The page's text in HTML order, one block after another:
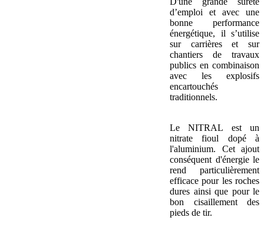
d’emploi et avec une
bonne performance
énergétique, il s’utilise
sur carrières et sur
chantiers de travaux
publics en combinaison
avec les explosifs
encartouchés
traditionnels.
Le NITRAL est un
nitrate fioul dopé à
l'aluminium. Cet ajout
conséquent d'énergie le
rend particulièrement
efficace pour les roches
dures ainsi que pour le
bon cisaillement des
pieds de tir.